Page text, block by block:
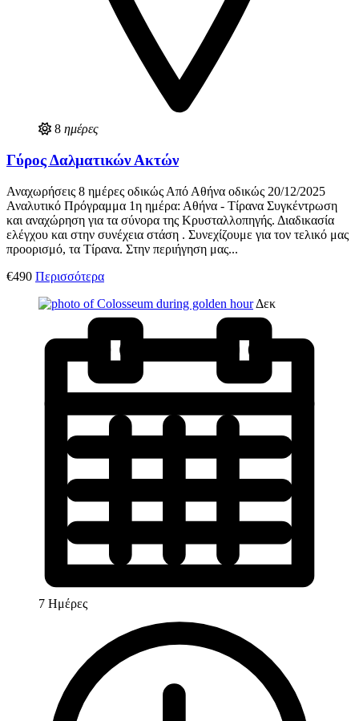
8 ημέρες
Γύρος Δαλματικών Ακτών
Αναχωρήσεις 8 ημέρες οδικώς Από Αθήνα οδικώς 20/12/2025
Αναλυτικό Πρόγραμμα 1η ημέρα: Αθήνα - Τίρανα Συγκέντρωση
και αναχώρηση για τα σύνορα της Κρυσταλλοπηγής. Διαδικασία
ελέγχου και στην συνέχεια στάση . Συνεχίζουμε για τον τελικό μας
προορισμό, τα Τίρανα. Στην περιήγηση μας...
€490 Περισσότερα
Δεκ
7 Ημέρες